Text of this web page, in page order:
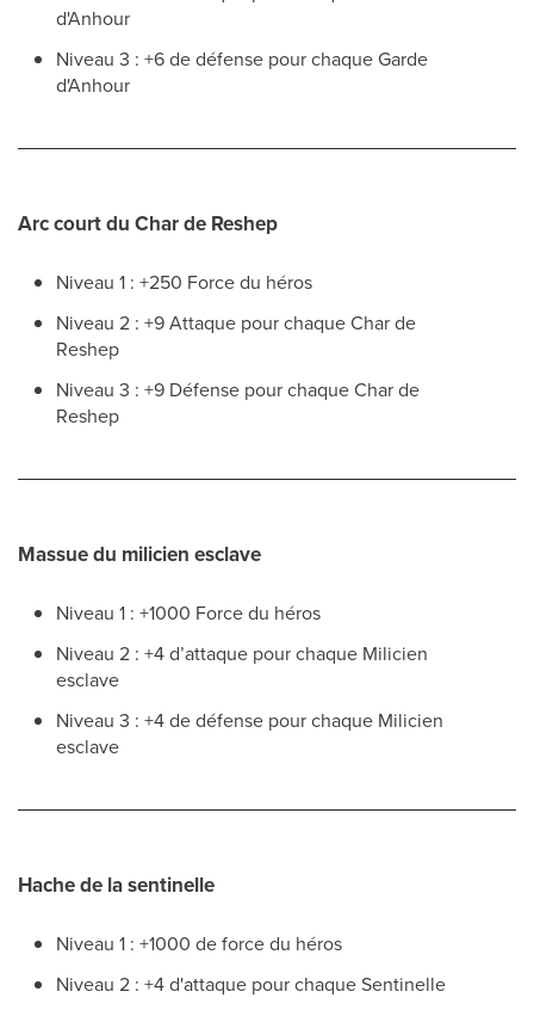
d'Anhour
Niveau 3 : +6 de défense pour chaque Garde
d'Anhour
Arc court du Char de Reshep
Niveau 1 : +250 Force du héros
Niveau 2 : +9 Attaque pour chaque Char de
Reshep
Niveau 3 : +9 Défense pour chaque Char de
Reshep
Massue du milicien esclave
Niveau 1 : +1000 Force du héros
Niveau 2 : +4 d’attaque pour chaque Milicien
esclave
Niveau 3 : +4 de défense pour chaque Milicien
esclave
Hache de la sentinelle
Niveau 1 : +1000 de force du héros
Niveau 2 : +4 d'attaque pour chaque Sentinelle